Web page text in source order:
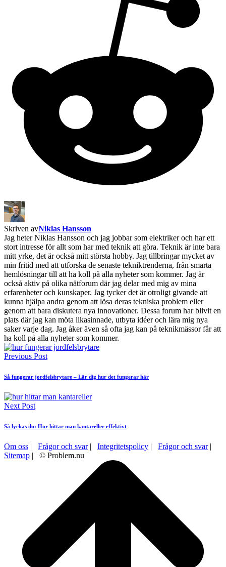
Skriven avNiklas Hansson
Jag heter Niklas Hansson och jag jobbar som elektriker och har ett
stort intresse för allt som har med teknik att göra. Teknik är inte bara
mitt yrke, det är också mitt största hobby. Jag tillbringar mycket av
min fritid med att utforska de senaste tekniktrenderna, från smarta
hemlösningar till att ha koll på alla nyheter som kommer. Jag är
också aktiv på olika nätforum där jag delar med mig av mina
erfarenheter och kunskaper. Jag tycker det är otroligt givande att
kunna hjälpa andra genom att lösa deras tekniska problem eller
genom att bara diskutera nya innovationer. Dessa forum har blivit en
plats där jag kan möta likasinnade, utbyta idéer och lära mig nya
saker varje dag. Jag åker även så ofta jag kan på teknikmässor får att
ha koll på alla nyheter som kommer.
Previous Post
Så fungerar jordfelsbrytare – Lär dig hur det fungerar här
Next Post
Så lyckas du: Hur hittar man kantareller effektivt
Om oss | Frågor och svar| Integritetspolicy | Frågor och svar|
Sitemap | © Problem.nu